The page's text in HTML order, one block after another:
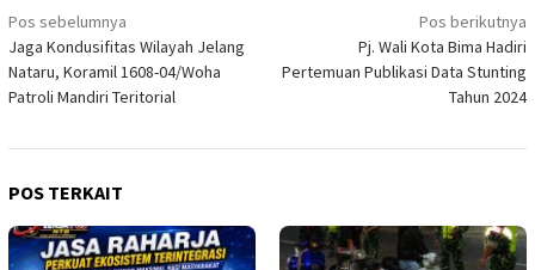
Navigasi
pos
Pos sebelumnya
Jaga Kondusifitas Wilayah Jelang
Nataru, Koramil 1608-04/Woha
Patroli Mandiri Teritorial
Pos berikutnya
Pj. Wali Kota Bima Hadiri
Pertemuan Publikasi Data Stunting
Tahun 2024
POS TERKAIT